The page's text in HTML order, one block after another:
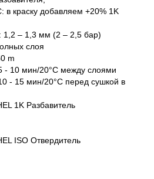
в краску добавляем +20% 1K
– 1,3 мм (2 – 2,5 бар)
слоя
m
- 10 мин/20°C между слоями
- 15 мин/20°C перед сушкой в
1K Разбавитель
ISO Отвердитель